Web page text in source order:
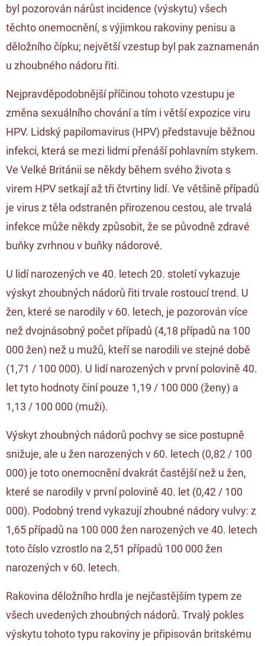
byl pozorován nárůst incidence (výskytu) všech
těchto onemocnění, s výjimkou rakoviny penisu a
děložního čípku; největší vzestup byl pak zaznamenán
u zhoubného nádoru řiti.
Nejpravděpodobnější příčinou tohoto vzestupu je
změna sexuálního chování a tím i větší expozice viru
HPV. Lidský papilomavirus (HPV) představuje běžnou
infekci, která se mezi lidmi přenáší pohlavním stykem.
Ve Velké Británii se někdy během svého života s
virem HPV setkají až tři čtvrtiny lidí. Ve většině případů
je virus z těla odstraněn přirozenou cestou, ale trvalá
infekce může někdy způsobit, že se původně zdravé
buňky zvrhnou v buňky nádorové.
U lidí narozených ve 40. letech 20. století vykazuje
výskyt zhoubných nádorů řiti trvale rostoucí trend. U
žen, které se narodily v 60. letech, je pozorován více
než dvojnásobný počet případů (4,18 případů na 100
000 žen) než u mužů, kteří se narodili ve stejné době
(1,71 / 100 000). U lidí narozených v první polovině 40.
let tyto hodnoty činí pouze 1,19 / 100 000 (ženy) a
1,13 / 100 000 (muži).
Výskyt zhoubných nádorů pochvy se sice postupně
snižuje, ale u žen narozených v 60. letech (0,82 / 100
000) je toto onemocnění dvakrát častější než u žen,
které se narodily v první polovině 40. let (0,42 / 100
000). Podobný trend vykazují zhoubné nádory vulvy: z
1,65 případů na 100 000 žen narozených ve 40. letech
toto číslo vzrostlo na 2,51 případů 100 000 žen
narozených v 60. letech.
Rakovina děložního hrdla je nejčastějším typem ze
všech uvedených zhoubných nádorů. Trvalý pokles
výskytu tohoto typu rakoviny je připisován britskému